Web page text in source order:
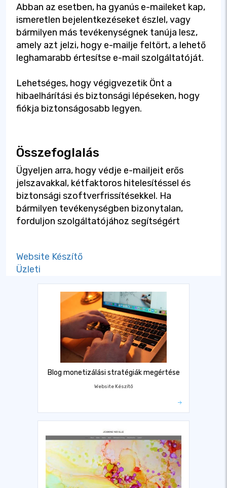
Abban az esetben, ha gyanús e-maileket kap,
ismeretlen bejelentkezéseket észlel, vagy
bármilyen más tevékenységnek tanúja lesz,
amely azt jelzi, hogy e-mailje feltört, a lehető
leghamarabb értesítse e-mail szolgáltatóját.
Lehetséges, hogy végigvezetik Önt a
hibaelhárítási és biztonsági lépéseken, hogy
fiókja biztonságosabb legyen.
Összefoglalás
Ügyeljen arra, hogy védje e-mailjeit erős
jelszavakkal, kétfaktoros hitelesítéssel és
biztonsági szoftverfrissítésekkel. Ha
bármilyen tevékenységben bizonytalan,
forduljon szolgáltatójához segítségért
Website Készítő
Üzleti
Blog monetizálási stratégiák megértése
Website Készítő